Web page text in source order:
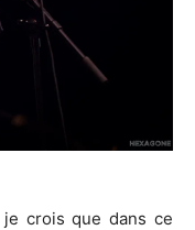
je crois que dans ce